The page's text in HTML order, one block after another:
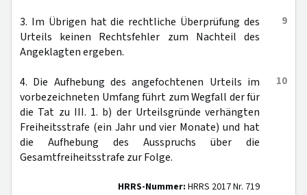
9
3. Im Übrigen hat die rechtliche Überprüfung des
Urteils keinen Rechtsfehler zum Nachteil des
Angeklagten ergeben.
10
4. Die Aufhebung des angefochtenen Urteils im
vorbezeichneten Umfang führt zum Wegfall der für
die Tat zu III. 1. b) der Urteilsgründe verhängten
Freiheitsstrafe (ein Jahr und vier Monate) und hat
die Aufhebung des Ausspruchs über die
Gesamtfreiheitsstrafe zur Folge.
HRRS-Nummer: HRRS 2017 Nr. 719